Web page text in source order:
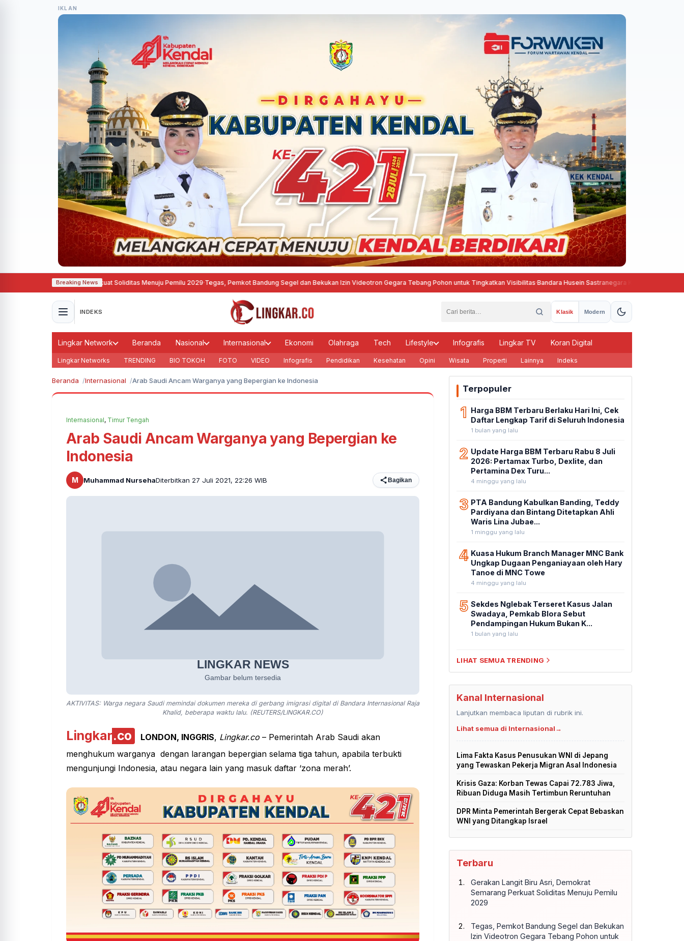
IKLAN
Breaking News
Semarang Perkuat Soliditas Menuju Pemilu 2029·Tegas, Pemkot Bandung Segel dan Bekukan Izin Videotron Gegara Tebang Pohon untuk Tingkatkan Visibilitas·Bandara Husein Sastranegara Kembali Beroperasi, Wings
INDEKS Klasik Modern
Lingkar Network Beranda Nasional Internasional Ekonomi Olahraga Tech Lifestyle Infografis Lingkar TV Koran Digital
Lingkar Networks TRENDING BIO TOKOH FOTO VIDEO Infografis Pendidikan Kesehatan Opini Wisata Properti Lainnya Indeks
Beranda Internasional Arab Saudi Ancam Warganya yang Bepergian ke Indonesia
Internasional, Timur Tengah
Arab Saudi Ancam Warganya yang Bepergian ke
Indonesia
M Muhammad NursehaDiterbitkan 27 Juli 2021, 22:26 WIB Bagikan
AKTIVITAS: Warga negara Saudi memindai dokumen mereka di gerbang imigrasi digital di Bandara Internasional Raja
Khalid, beberapa waktu lalu. (REUTERS/LINGKAR.CO)
Lingkar.co LONDON, INGGRIS, Lingkar.co – Pemerintah Arab Saudi akan
menghukum warganya dengan larangan bepergian selama tiga tahun, apabila terbukti
mengunjungi Indonesia, atau negara lain yang masuk daftar ‘zona merah’.
Terpopuler
1 Harga BBM Terbaru Berlaku Hari Ini, Cek
Daftar Lengkap Tarif di Seluruh Indonesia
1 bulan yang lalu
2 Update Harga BBM Terbaru Rabu 8 Juli
2026: Pertamax Turbo, Dexlite, dan
Pertamina Dex Turu...
4 minggu yang lalu
3 PTA Bandung Kabulkan Banding, Teddy
Pardiyana dan Bintang Ditetapkan Ahli
Waris Lina Jubae...
1 minggu yang lalu
4 Kuasa Hukum Branch Manager MNC Bank
Ungkap Dugaan Penganiayaan oleh Hary
Tanoe di MNC Towe
4 minggu yang lalu
5 Sekdes Nglebak Terseret Kasus Jalan
Swadaya, Pemkab Blora Sebut
Pendampingan Hukum Bukan K...
1 bulan yang lalu
LIHAT SEMUA TRENDING
Kanal Internasional
Lanjutkan membaca liputan di rubrik ini.
Lihat semua di Internasional→
Lima Fakta Kasus Penusukan WNI di Jepang
yang Tewaskan Pekerja Migran Asal Indonesia
Krisis Gaza: Korban Tewas Capai 72.783 Jiwa,
Ribuan Diduga Masih Tertimbun Reruntuhan
DPR Minta Pemerintah Bergerak Cepat Bebaskan
WNI yang Ditangkap Israel
Terbaru
Gerakan Langit Biru Asri, Demokrat
Semarang Perkuat Soliditas Menuju Pemilu
2029
Tegas, Pemkot Bandung Segel dan Bekukan
Izin Videotron Gegara Tebang Pohon untuk